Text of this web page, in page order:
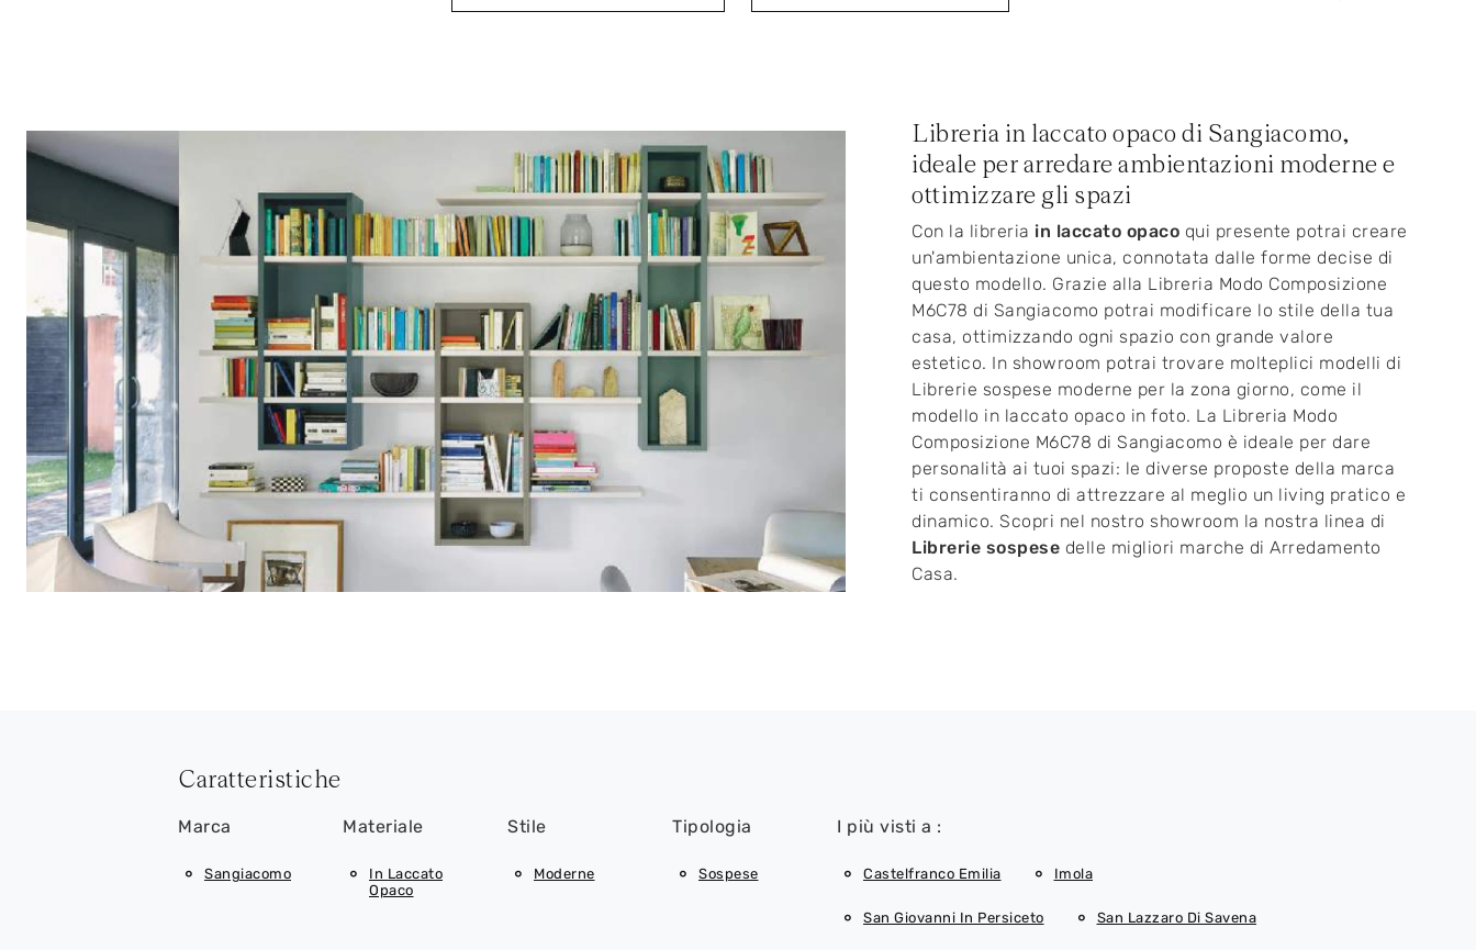
Libreria in laccato opaco di Sangiacomo,
ideale per arredare ambientazioni moderne e
ottimizzare gli spazi
Con la libreria in laccato opaco qui presente potrai creare
un'ambientazione unica, connotata dalle forme decise di
questo modello. Grazie alla Libreria Modo Composizione
M6C78 di Sangiacomo potrai modificare lo stile della tua
casa, ottimizzando ogni spazio con grande valore
estetico. In showroom potrai trovare molteplici modelli di
Librerie sospese moderne per la zona giorno, come il
modello in laccato opaco in foto. La Libreria Modo
Composizione M6C78 di Sangiacomo è ideale per dare
personalità ai tuoi spazi: le diverse proposte della marca
ti consentiranno di attrezzare al meglio un living pratico e
dinamico. Scopri nel nostro showroom la nostra linea di
Librerie sospese delle migliori marche di Arredamento
Casa.
Caratteristiche
Marca
Sangiacomo
Materiale
In Laccato
Opaco
Stile
Moderne
Tipologia
Sospese
I più visti a :
Castelfranco Emilia Imola
San Giovanni In Persiceto San Lazzaro Di Savena